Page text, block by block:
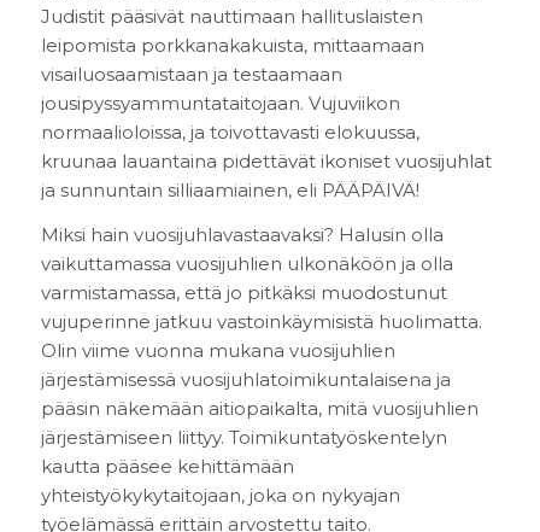
Judistit pääsivät nauttimaan hallituslaisten
leipomista porkkanakakuista, mittaamaan
visailuosaamistaan ja testaamaan
jousipyssyammuntataitojaan. Vujuviikon
normaalioloissa, ja toivottavasti elokuussa,
kruunaa lauantaina pidettävät ikoniset vuosijuhlat
ja sunnuntain silliaamiainen, eli PÄÄPÄIVÄ!
Miksi hain vuosijuhlavastaavaksi? Halusin olla
vaikuttamassa vuosijuhlien ulkonäköön ja olla
varmistamassa, että jo pitkäksi muodostunut
vujuperinne jatkuu vastoinkäymisistä huolimatta.
Olin viime vuonna mukana vuosijuhlien
järjestämisessä vuosijuhlatoimikuntalaisena ja
pääsin näkemään aitiopaikalta, mitä vuosijuhlien
järjestämiseen liittyy. Toimikuntatyöskentelyn
kautta pääsee kehittämään
yhteistyökykytaitojaan, joka on nykyajan
työelämässä erittäin arvostettu taito.